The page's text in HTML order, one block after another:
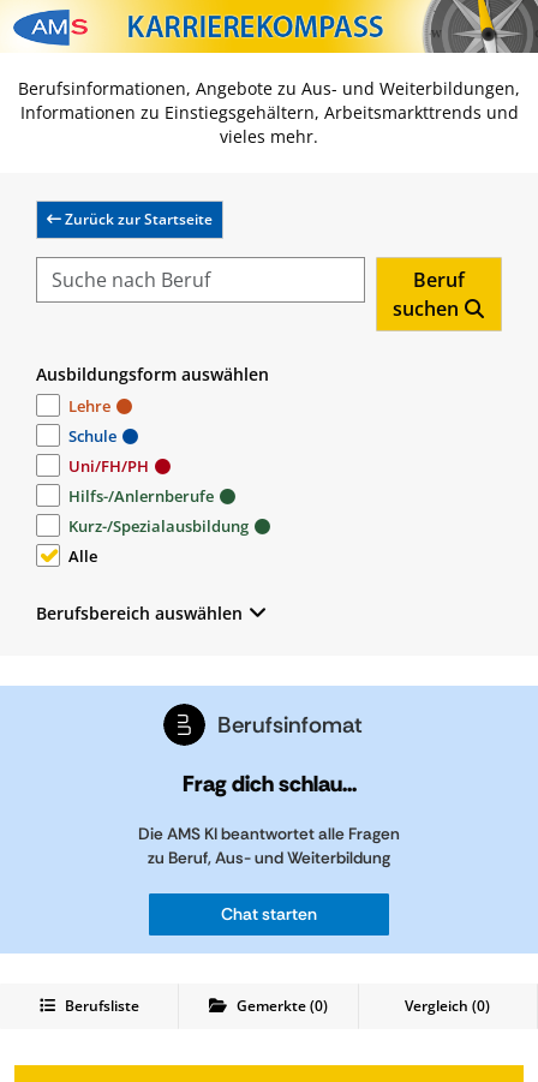
Zum Inhalt springen
Zum Navmenü springen
Zur Suche springen
Zur Footer springen
Berufsinformationen, Angebote zu Aus- und Weiterbildungen,
Informationen zu Einstiegsgehältern, Arbeitsmarkttrends und
vieles mehr.
Zurück zur Startseite
Beruf
suchen
Ausbildungsform auswählen
Lehre
Schule
Uni/FH/PH
Hilfs-/Anlernberufe
Kurz-/Spezialausbildung
Alle
Berufsbereich auswählen
Berufsinfomat
Frag dich schlau...
Die AMS KI beantwortet alle Fragen
zu Beruf, Aus- und Weiterbildung
Chat starten
Berufsliste Gemerkte(0) Vergleich (0)